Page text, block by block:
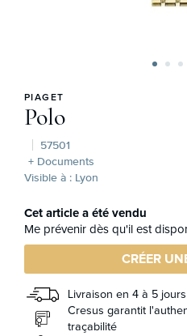
PIAGET
Polo
57501
+ Documents
Visible à : Lyon
Cet article a été vendu
Me prévenir dès qu'il est
CRÉER
Livraison en 4 à 5 jours
Cresus garantit
traçabilité